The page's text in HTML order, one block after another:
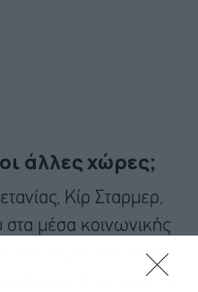
άλλες χώρες;
Κίρ Σταρμερ,
μέσα κοινωνικής
της Χαμάς στο σχέδιο
βήμα προς τα